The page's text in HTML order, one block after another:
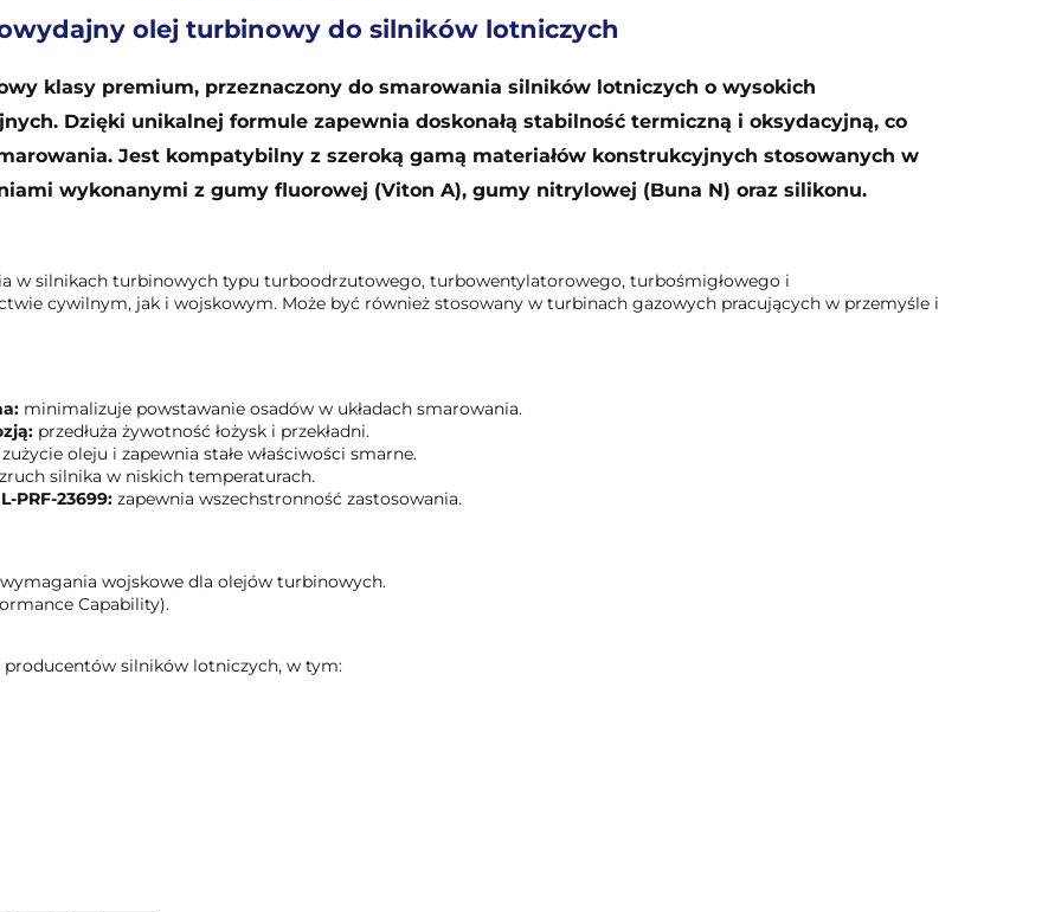
olej turbinowy do silników lotniczych
klasy premium, przeznaczony do smarowania silników lotniczych o wysokich
Dzięki unikalnej formule zapewnia doskonałą stabilność termiczną i oksydacyjną, co
Jest kompatybilny z szeroką gamą materiałów konstrukcyjnych stosowanych w
wykonanymi z gumy fluorowej (Viton A), gumy nitrylowej (Buna N) oraz silikonu.
w silnikach turbinowych typu turboodrzutowego, turbowentylatorowego, turbośmigłowego i
cywilnym, jak i wojskowym. Może być również stosowany w turbinach gazowych pracujących w przemyśle i
minimalizuje powstawanie osadów w układach smarowania.
przedłuża żywotność łożysk i przekładni.
oleju i zapewnia stałe właściwości smarne.
silnika w niskich temperaturach.
PRF-23699: zapewnia wszechstronność zastosowania.
wojskowe dla olejów turbinowych.
Capability).
silników lotniczych, w tym: